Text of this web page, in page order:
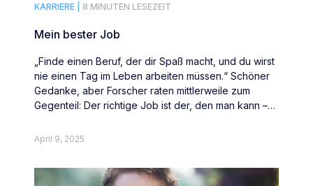
KARRIERE | 8 MINUTEN LESEZEIT
Mein bester Job
„Finde einen Beruf, der dir Spaß macht, und du wirst
nie einen Tag im Leben arbeiten müssen.“ Schöner
Gedanke, aber Forscher raten mittlerweile zum
Gegenteil: Der richtige Job ist der, den man kann –
April 9, 2025